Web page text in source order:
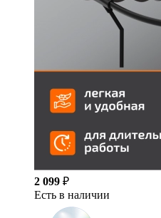
2 099 ₽
Есть в наличии